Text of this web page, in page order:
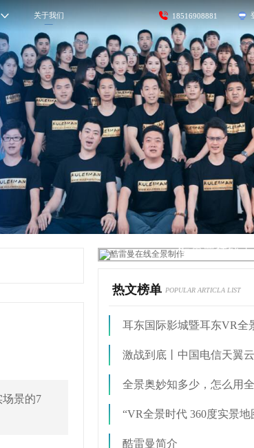
关于我们 18516908881
景的7
酷雷曼在线
热文榜单 POPULAR ARTICLA LIST
全景奥妙知多少，怎么用
“VR全景时代 360度实景
酷雷曼简介